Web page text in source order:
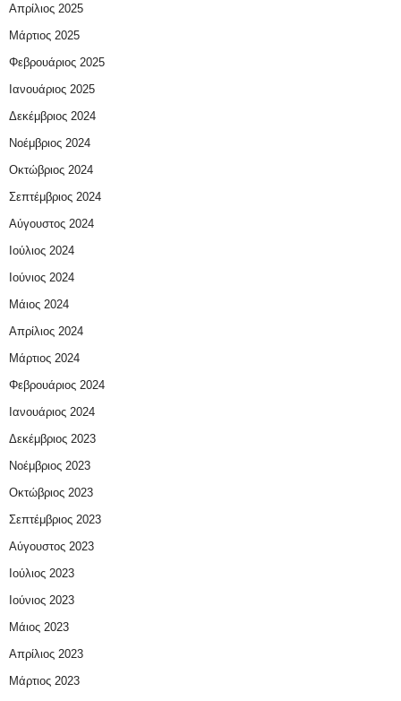
Απρίλιος 2025
Μάρτιος 2025
Φεβρουάριος 2025
Ιανουάριος 2025
Δεκέμβριος 2024
Νοέμβριος 2024
Οκτώβριος 2024
Σεπτέμβριος 2024
Αύγουστος 2024
Ιούλιος 2024
Ιούνιος 2024
Μάιος 2024
Απρίλιος 2024
Μάρτιος 2024
Φεβρουάριος 2024
Ιανουάριος 2024
Δεκέμβριος 2023
Νοέμβριος 2023
Οκτώβριος 2023
Σεπτέμβριος 2023
Αύγουστος 2023
Ιούλιος 2023
Ιούνιος 2023
Μάιος 2023
Απρίλιος 2023
Μάρτιος 2023